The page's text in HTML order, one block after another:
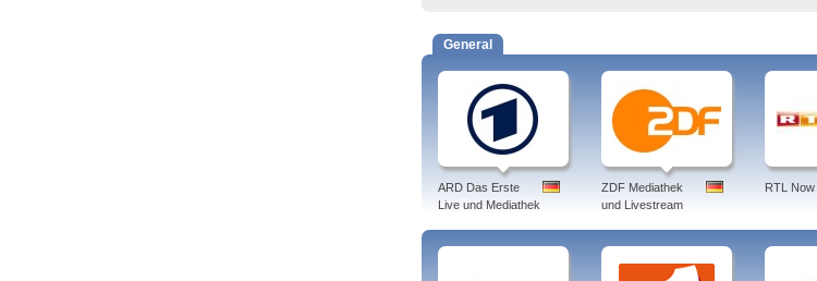
Tags: boomerang, reisen, club, app, film, blümchen, kaufen,
General
ARD Das Erste
Live und Mediathek
ZDF Mediathek
und Livestream
RTL Now